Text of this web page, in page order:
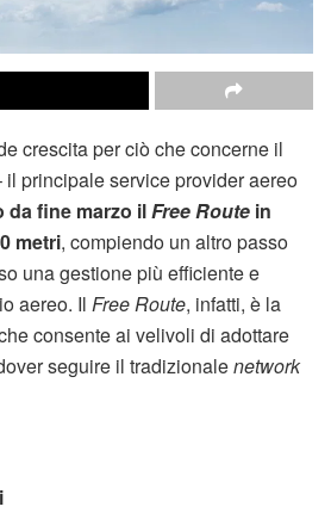
crescita per ciò che concerne il
il principale service provider aereo
da fine marzo ilFree Route in
metri, compiendo un altro passo
una gestione più efficiente e
aereo. Il Free Route, infatti, è la
consente ai velivoli di adottare
seguire il tradizionalenetwork